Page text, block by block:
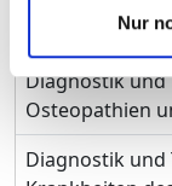
Nur
Diagnostik und
Osteopathien
Diagnostik und